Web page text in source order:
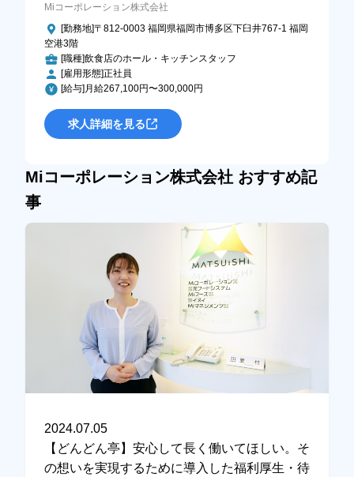
Miコーポレーション株式会社
[勤務地]〒812-0003 福岡県福岡市博多区下臼井767-1 福岡
空港3階
[職種]飲食店のホール・キッチンスタッフ
[雇用形態]正社員
[給与]月給267,100円〜300,000円
求人詳細を見る
Miコーポレーション株式会社 おすすめ記
事
2024.07.05
【どんどん亭】安心して長く働いてほしい。そ
の想いを実現するために導入した福利厚生・待